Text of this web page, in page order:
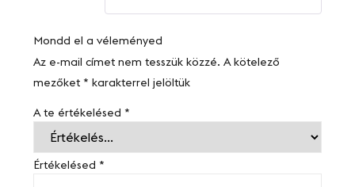
Mondd el a véleményed
Az e-mail címet nem tesszük közzé. A kötelező
mezőket * karakterrel jelöltük
A te értékelésed *
Értékelésed *